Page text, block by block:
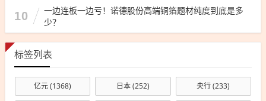
10
一边连板一边亏！诺德股份高端铜箔题材纯度到底是多
少？
标签列表
亿元(1368) 日本(252) 央行(233)